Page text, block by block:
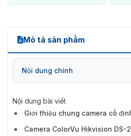
Mô tả sản phẩm
Nội dung chính
Nội dung bài viết
Giới thiệu chung camera cố
Camera ColorVu Hikvision DS-